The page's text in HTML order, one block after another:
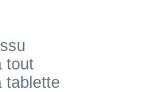
tout
tablette